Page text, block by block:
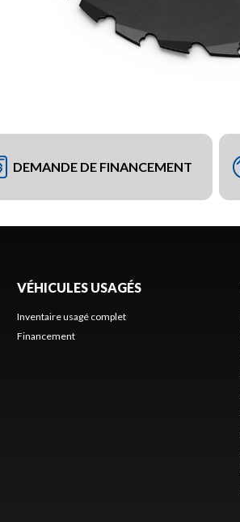
DEMANDE DE FINANCEMENT
VÉHICULES USAGÉS
Inventaire usagé complet
Financement